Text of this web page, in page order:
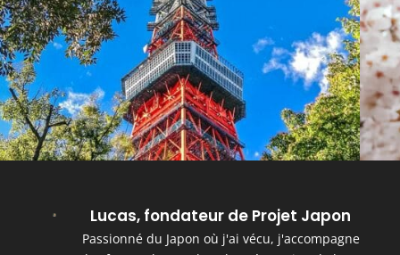
Lucas, fondateur de Projet Japon
Passionné du Japon où j'ai vécu, j'accompagne